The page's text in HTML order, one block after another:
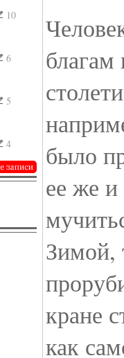
10
6
5
4
было
ее же
Зимой,
кране
как